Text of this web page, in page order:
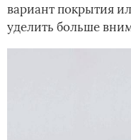
вариант покрытия
уделить больше